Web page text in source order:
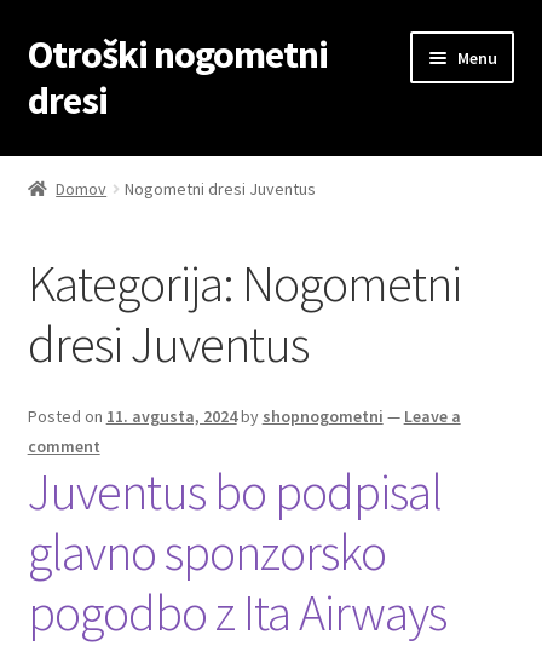
Skip
to
navigation
Skip
to
content
Otroški nogometni
dresi
Menu
Domov
Kontaktiraj nas
Košarica
Moj račun
Trgovina
Zaključek nakupa
Domov Nogometni dresi Juventus
Kategorija: Nogometni
dresi Juventus
Posted on 11. avgusta, 2024by shopnogometni — Leave a
comment
Juventus bo podpisal
glavno sponzorsko
pogodbo z Ita Airways